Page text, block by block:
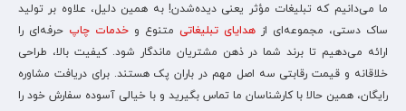
ما می‌دانیم که تبلیغات مؤثر یعنی دیده‌شدن! به همین دلیل، علاوه بر تولید
ساک دستی، مجموعه‌ای از هدایای تبلیغاتی متنوع و خدمات چاپ حرفه‌ای را
ارائه می‌دهیم تا برند شما در ذهن مشتریان ماندگار شود. کیفیت بالا، طراحی
خلاقانه و قیمت رقابتی سه اصل مهم در باران پک هستند. برای دریافت مشاوره
رایگان، همین حالا با کارشناسان ما تماس بگیرید و با خیالی آسوده سفارش خود را